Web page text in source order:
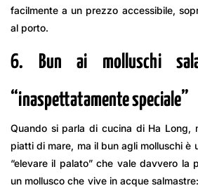
facilmente a un prezzo accessibile,
al porto.
6. Bun ai molluschi
“inaspettatamente speciale”
Quando si parla di cucina di Ha Long,
piatti di mare, ma il bun agli molluschi è
“elevare il palato” che vale davvero la
un mollusco che vive in acque